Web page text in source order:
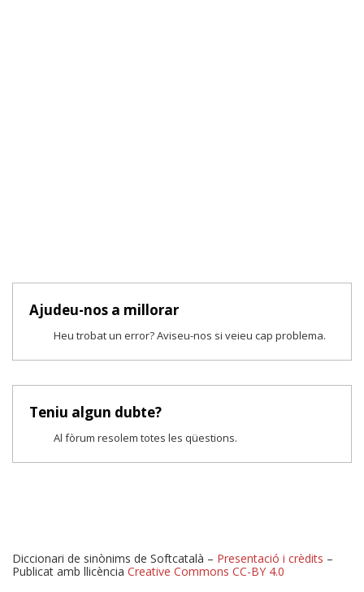
Ajudeu-nos a millorar
Heu trobat un error? Aviseu-nos si veieu cap problema.
Teniu algun dubte?
Al fòrum resolem totes les qüestions.
Diccionari de sinònims de Softcatalà – Presentació i crèdits –
Publicat amb llicència Creative Commons CC-BY 4.0